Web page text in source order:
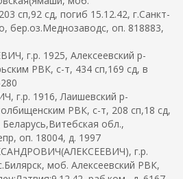
сп,92 сд, погиб 15.12.42, г.Санкт-
бер.оз.Меднозаводс, оп. 818883,
г.р. 1925, Алексеевский р-
РВК, с-т, 434 сп,169 сд, в
г.р. 1916, Лаишевский р-
РВК, с-т, 208 сп,18 сд,
обл.,
оп. 18004, д. 1997
г.р.
моб. Алексеевский РВК,